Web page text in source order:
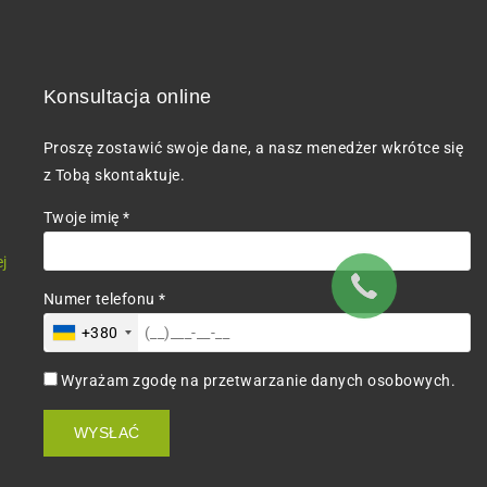
Konsultacja online
Proszę zostawić swoje dane, a nasz menedżer wkrótce się
z Tobą skontaktuje.
Twoje imię *
Numer telefonu *
+380
Wyrażam zgodę na przetwarzanie danych osobowych.